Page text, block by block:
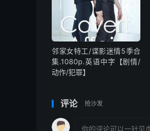
邻家女特工/谍影迷情5季合
集.1080p.英语中字【剧情/
动作/犯罪】
评论 抢沙发